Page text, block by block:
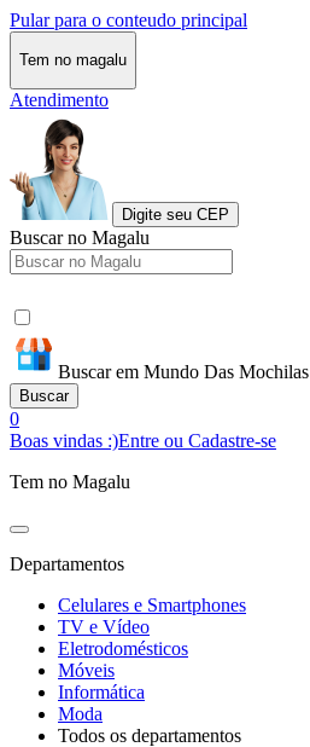
Pular para o conteudo principal
Tem no magalu
Atendimento
Digite seu CEP
Buscar no Magalu
Buscar em Mundo Das Mochilas
Buscar
0
Boas vindas :)Entre ou Cadastre-se
Tem no Magalu
Departamentos
Celulares e Smartphones
TV e Vídeo
Eletrodomésticos
Móveis
Informática
Moda
Todos os departamentos